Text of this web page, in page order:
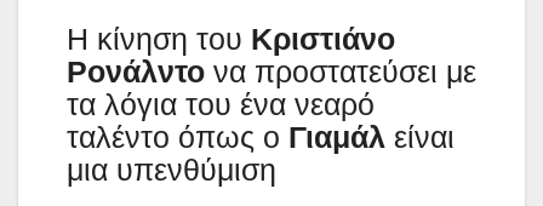
Η κίνηση του Κριστιάνο
Ρονάλντο να προστατεύσει με
τα λόγια του ένα νεαρό
ταλέντο όπως ο Γιαμάλ είναι
μια υπενθύμιση